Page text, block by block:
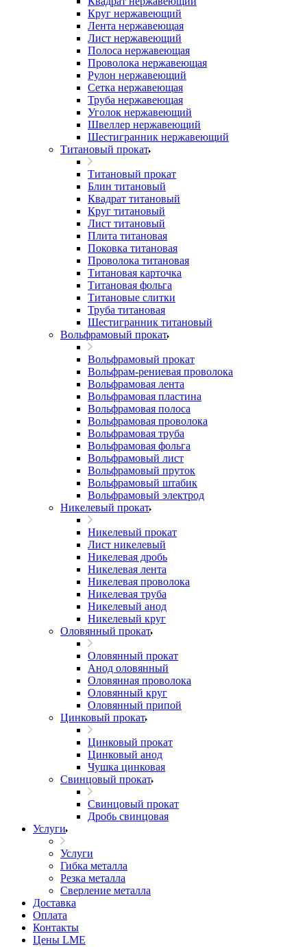
Круг нержавеющий
Лента нержавеющая
Лист нержавеющий
Полоса нержавеющая
Проволока нержавеющая
Рулон нержавеющий
Сетка нержавеющая
Труба нержавеющая
Уголок нержавеющий
Швеллер нержавеющий
Шестигранник нержавеющий
Титановый прокат
Титановый прокат
Блин титановый
Квадрат титановый
Круг титановый
Лист титановый
Плита титановая
Поковка титановая
Проволока титановая
Титановая карточка
Титановая фольга
Титановые слитки
Труба титановая
Шестигранник титановый
Вольфрамовый прокат
Вольфрамовый прокат
Вольфрам-рениевая проволока
Вольфрамовая лента
Вольфрамовая пластина
Вольфрамовая полоса
Вольфрамовая проволока
Вольфрамовая труба
Вольфрамовая фольга
Вольфрамовый лист
Вольфрамовый пруток
Вольфрамовый штабик
Вольфрамовый электрод
Никелевый прокат
Никелевый прокат
Лист никелевый
Никелевая дробь
Никелевая лента
Никелевая проволока
Никелевая труба
Никелевый анод
Никелевый круг
Оловянный прокат
Оловянный прокат
Анод оловянный
Оловянная проволока
Оловянный круг
Оловянный припой
Цинковый прокат
Цинковый прокат
Цинковый анод
Чушка цинковая
Свинцовый прокат
Свинцовый прокат
Дробь свинцовая
Услуги
Услуги
Гибка металла
Резка металла
Сверление металла
Доставка
Оплата
Контакты
Цены LME